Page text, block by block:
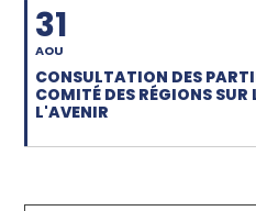
31
AOU
CONSULTATION DES
COMITÉ DES RÉGIONS SUR
L'AVENIR